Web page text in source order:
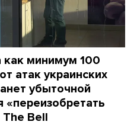
как минимум 100
атак украинских
убыточной
«переизобретать
The Bell